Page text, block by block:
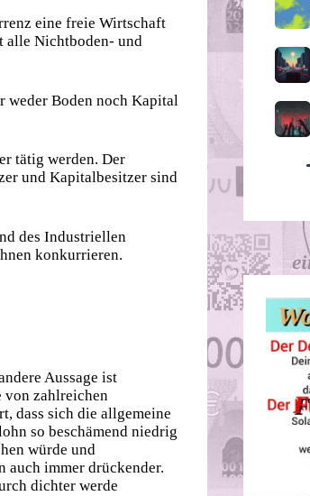
eine freie Wirtschaft
alle Nichtboden- und
weder Boden noch Kapital
tätig werden. Der
und Kapitalbesitzer sind
des Industriellen
konkurrieren.
Aussage ist
zahlreichen
dass sich die allgemeine
so beschämend niedrig
würde und
auch immer drückender.
dichter werde